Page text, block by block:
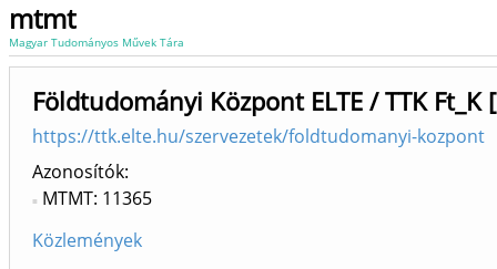
mtmt
Magyar Tudományos Művek Tára
Földtudományi Központ ELTE / TTK Ft_K
https://ttk.elte.hu/szervezetek/foldtudomanyi-kozpont
Azonosítók
MTMT: 11365
Közlemények